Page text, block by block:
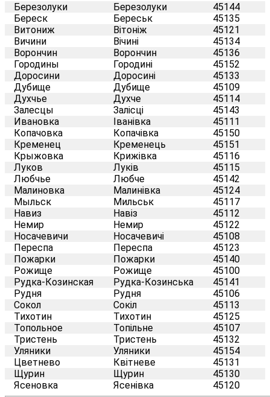
Березолуки Березолуки
45144
Береск
Береськ
45135
Витониж
Вітоніж
45121
Вичини
Вічині
45134
Ворончин
Ворончин
45136
Городины
Городині
45152
Доросини
Доросині
45133
Дубище
Дубище
45109
Духчье
Духче
45114
Залесцы
Залісці
45143
Ивановка
Іванівка
45111
Копачовка
Копачівка
45150
Кременец
Кременець
45151
Крыжовка
Крижівка
45116
Луков
Луків
45115
Любчье
Любче
45142
Малиновка
Малинівка
45124
Мыльск
Мильськ
45117
Навиз
Навіз
45112
Немир
Немир
45122
Носачевичи
Носачевичі
45108
Переспа
Переспа
45123
Пожарки
Пожарки
45140
Рожище
Рожище
45100
Рудка-Козинская
Рудка-Козинська
45141
Рудня
Рудня
45106
Сокол
Сокіл
45113
Тихотин
Тихотин
45125
Топольное
Топільне
45107
Тристень
Тристень
45132
Уляники
Уляники
45154
Цветнево
Квітневе
45131
Щурин
Щурин
45130
Ясеновка
Ясенівка 45120